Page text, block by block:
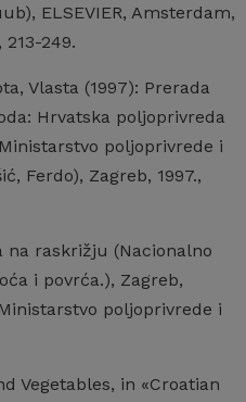
ELSEVIER, Amsterdam,
249.
Vlasta (1997): Prerada
Hrvatska poljoprivreda
poljoprivrede i
Ferdo), Zagreb, 1997.,
na raskrižju (Nacionalno
i povrća.), Zagreb,
poljoprivrede i
Vegetables, in «Croatian